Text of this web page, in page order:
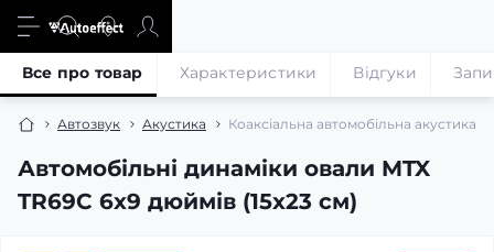
Автозвук Акустика Коаксіальна автомобільна акустика
Автомобільні динаміки овали MTX
TR69C 6х9 дюймів (15х23 см)
Все про товар Характеристики Відгуки